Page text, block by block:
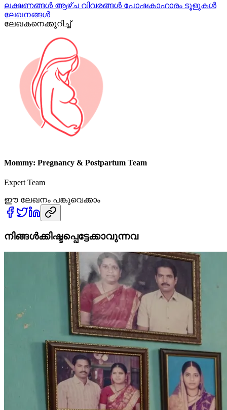
ലക്ഷണങ്ങൾ ആഴ്ച വിവരങ്ങൾ പോഷകാഹാരം ടൂളുകൾ
ലേഖനങ്ങൾ
ലേഖകനെക്കുറിച്ച്
Mommy: Pregnancy & Postpartum Team
Expert Team
ഈ ലേഖനം പങ്കുവെക്കാം
നിങ്ങൾക്കിഷ്ടപ്പെട്ടേക്കാവുന്നവ